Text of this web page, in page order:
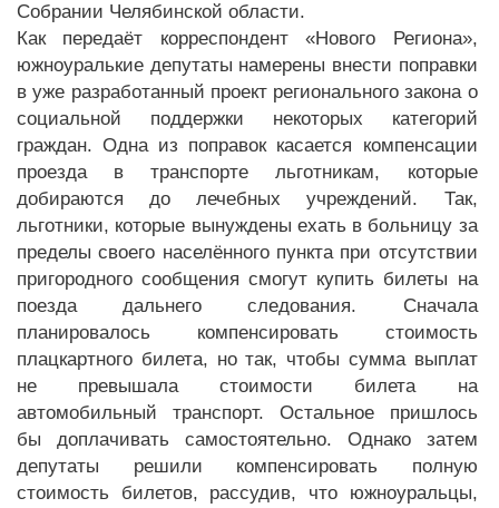
Собрании Челябинской области.
Как передаёт корреспондент «Нового Региона»,
южноуралькие депутаты намерены внести поправки
в уже разработанный проект регионального закона о
социальной поддержки некоторых категорий
граждан. Одна из поправок касается компенсации
проезда в транспорте льготникам, которые
добираются до лечебных учреждений. Так,
льготники, которые вынуждены ехать в больницу за
пределы своего населённого пункта при отсутствии
пригородного сообщения смогут купить билеты на
поезда дальнего следования. Сначала
планировалось компенсировать стоимость
плацкартного билета, но так, чтобы сумма выплат
не превышала стоимости билета на
автомобильный транспорт. Остальное пришлось
бы доплачивать самостоятельно. Однако затем
депутаты решили компенсировать полную
стоимость билетов, рассудив, что южноуральцы,